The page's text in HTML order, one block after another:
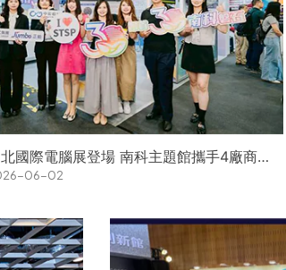
國際電腦展登場 南科主題館攜手4廠商
AI供應鏈實力
06-02